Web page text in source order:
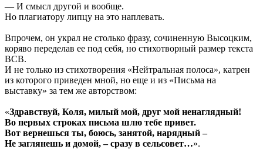
— И смысл другой и вообще.
Но плагиатору липцу на это наплевать.
Впрочем, он украл не столько фразу, сочиненную Высоцким,
коряво переделав ее под себя, но стихотворный размер текста
ВСВ.
И не только из стихотворения «Нейтральная полоса», катрен
из которого приведен мной, но еще и из «Письма на
выставку» за тем же авторством:
«Здравствуй, Коля, милый мой, друг мой ненаглядный!
Во первых строках письма шлю тебе привет.
Вот вернешься ты, боюсь, занятой, нарядный –
Не заглянешь и домой, – сразу в сельсовет…».